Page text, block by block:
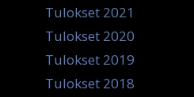
Tulokset 2021
Tulokset 2020
Tulokset 2019
Tulokset 2018